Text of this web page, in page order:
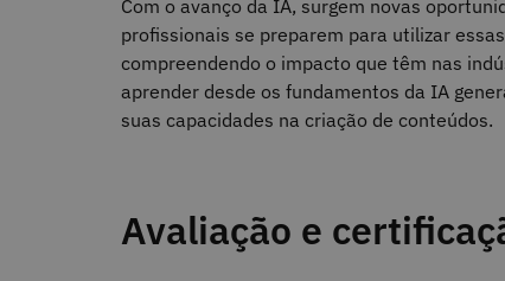
Com o avanço da IA, surgem novas
profissionais se preparem para utilizar
compreendendo o impacto que têm nas
aprender desde os fundamentos da IA
suas capacidades na criação de conteúdos.
Avaliação e